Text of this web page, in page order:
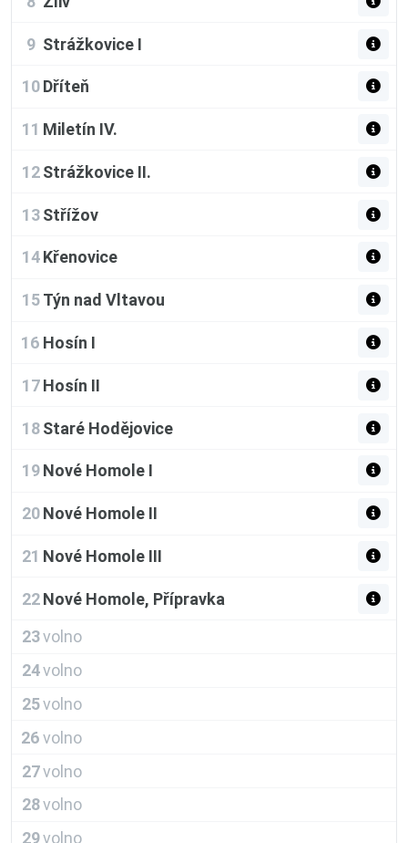
9 Strážkovice I
10 Dříteň
11 Miletín IV.
12 Strážkovice II.
13 Střížov
14 Křenovice
15 Týn nad Vltavou
16 Hosín I
17 Hosín II
18 Staré Hodějovice
19 Nové Homole I
20 Nové Homole II
21 Nové Homole III
22 Nové Homole, Přípravka
23volno
24volno
25volno
26volno
27volno
28volno
29volno